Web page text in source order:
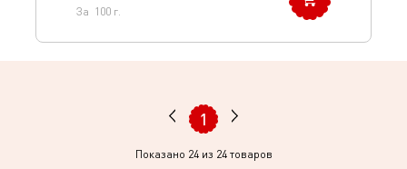
За 100 г.
1
Показано 24из 24 товаров